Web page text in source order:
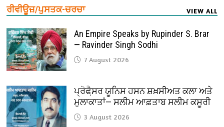
ਰੀਵੀਊਜ਼/ਪੁਸਤਕ-ਚਰਚਾ VIEW ALL
An Empire Speaks by Rupinder S. Brar
— Ravinder Singh Sodhi
7 August 2026
ਪ੍ਰੋਫੈ਼ਸਰ ਯੂਨਿਸ ਹਸਨ ਸ਼ਖ਼ਸੀਅਤ ਕਲਾ ਅਤੇ
ਮੁਲਾਕਾਤਾਂ— ਸਲੀਮ ਆਫ਼ਤਾਬ ਸਲੀਮ ਕਸੂਰੀ
3 August 2026